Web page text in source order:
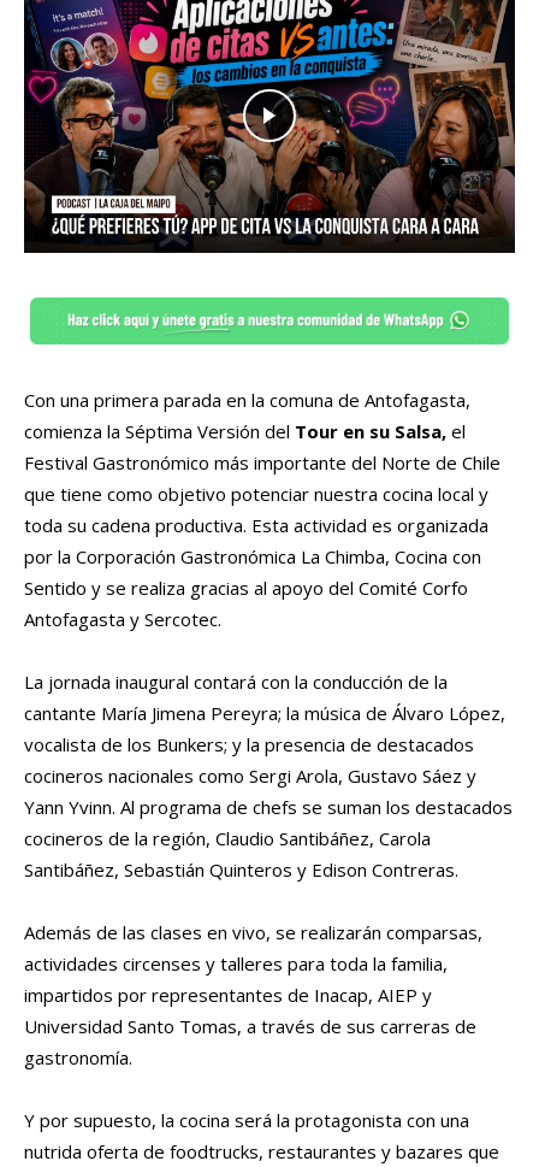
Con una primera parada en la comuna de Antofagasta,
comienza la Séptima Versión del Tour en su Salsa, el
Festival Gastronómico más importante del Norte de Chile
que tiene como objetivo potenciar nuestra cocina local y
toda su cadena productiva. Esta actividad es organizada
por la Corporación Gastronómica La Chimba, Cocina con
Sentido y se realiza gracias al apoyo del Comité Corfo
Antofagasta y Sercotec.
La jornada inaugural contará con la conducción de la
cantante María Jimena Pereyra; la música de Álvaro López,
vocalista de los Bunkers; y la presencia de destacados
cocineros nacionales como Sergi Arola, Gustavo Sáez y
Yann Yvinn. Al programa de chefs se suman los destacados
cocineros de la región, Claudio Santibáñez, Carola
Santibáñez, Sebastián Quinteros y Edison Contreras.
Además de las clases en vivo, se realizarán comparsas,
actividades circenses y talleres para toda la familia,
impartidos por representantes de Inacap, AIEP y
Universidad Santo Tomas, a través de sus carreras de
gastronomía.
Y por supuesto, la cocina será la protagonista con una
nutrida oferta de foodtrucks, restaurantes y bazares que